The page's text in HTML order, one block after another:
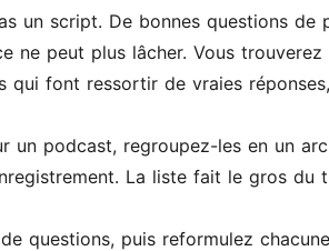
un script. De bonnes questions
peut plus lâcher. Vous
font ressortir de vraies
un podcast, regroupez-les en un
La liste fait le gros du
questions, puis reformulez